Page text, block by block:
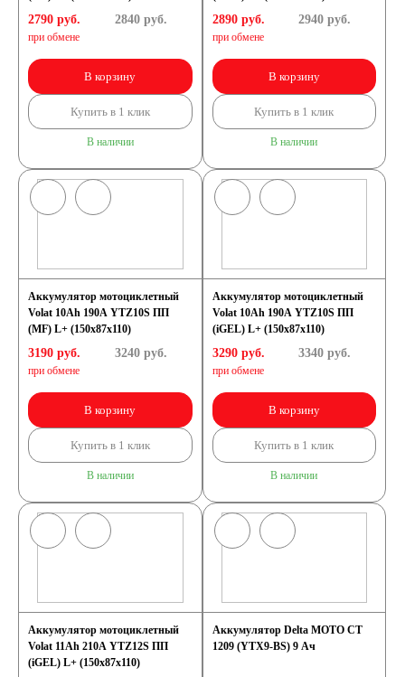
2790 руб.
при обмене
2840руб.
В корзину
Купить в 1 клик
В наличии
2890 руб.
при обмене
2940 руб.
В корзину
Купить в 1 клик
В наличии
Аккумулятор мотоциклетный
Volat 10Ah 190А YTZ10S ПП
(MF) L+ (150x87x110)
3190 руб.
при обмене
3240руб.
В корзину
Купить в 1 клик
В наличии
Аккумулятор мотоциклетный
Volat 10Ah 190А YTZ10S ПП
(iGEL) L+ (150x87x110)
3290 руб.
при обмене
3340 руб.
В корзину
Купить в 1 клик
В наличии
Аккумулятор мотоциклетный
Volat 11Ah 210А YTZ12S ПП
(iGEL) L+ (150x87x110)
Аккумулятор Delta МОТО CT
1209 (YTX9-BS) 9 Ач